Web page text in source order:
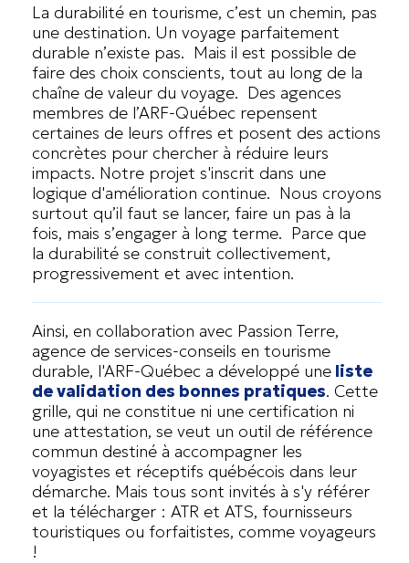
La durabilité en tourisme, c’est un chemin, pas
une destination. Un voyage parfaitement
durable n’existe pas. Mais il est possible de
faire des choix conscients, tout au long de la
chaîne de valeur du voyage. Des agences
membres de l’ARF-Québec repensent
certaines de leurs offres et posent des actions
concrètes pour chercher à réduire leurs
impacts. Notre projet s'inscrit dans une
logique d'amélioration continue. Nous croyons
surtout qu’il faut se lancer, faire un pas à la
fois, mais s’engager à long terme. Parce que
la durabilité se construit collectivement,
progressivement et avec intention.
Ainsi, en collaboration avec Passion Terre,
agence de services-conseils en tourisme
durable, l'ARF-Québec a développé une liste
de validation des bonnes pratiques. Cette
grille, qui ne constitue ni une certification ni
une attestation, se veut un outil de référence
commun destiné à accompagner les
voyagistes et réceptifs québécois dans leur
démarche. Mais tous sont invités à s'y référer
et la télécharger : ATR et ATS, fournisseurs
touristiques ou forfaitistes, comme voyageurs
!